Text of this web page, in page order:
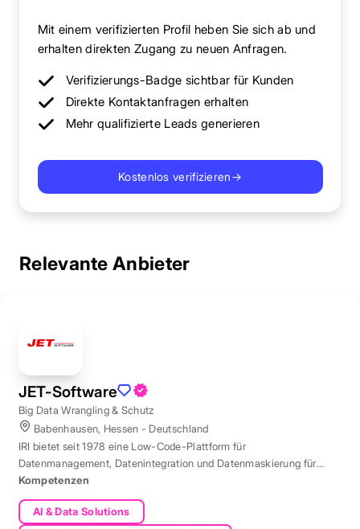
Mit einem verifizierten Profil heben Sie sich ab und
erhalten direkten Zugang zu neuen Anfragen.
Verifizierungs-Badge sichtbar für Kunden
Direkte Kontaktanfragen erhalten
Mehr qualifizierte Leads generieren
Kostenlos verifizieren→
Relevante Anbieter
JET-Software
Big Data Wrangling & Schutz
Babenhausen, Hessen - Deutschland
IRI bietet seit 1978 eine Low-Code-Plattform für
Datenmanagement, Datenintegration und Datenmaskierung für
produktive Datenbestände weltweit.
Kompetenzen
AI & Data Solutions